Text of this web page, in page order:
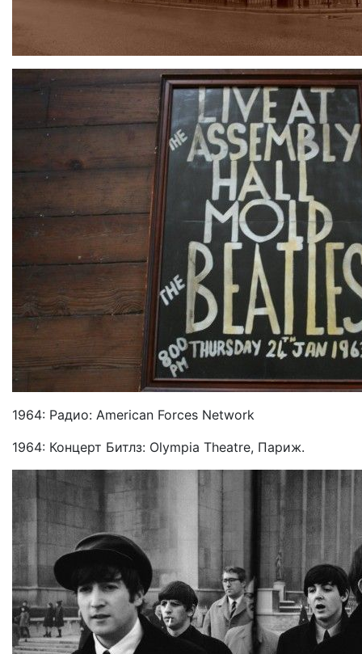
1964: Радио: American Forces Network
1964: Концерт Битлз: Olympia Theatre, Париж.